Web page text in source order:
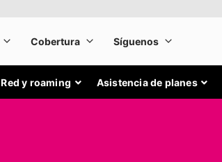
Red y roaming Asistencia de planes